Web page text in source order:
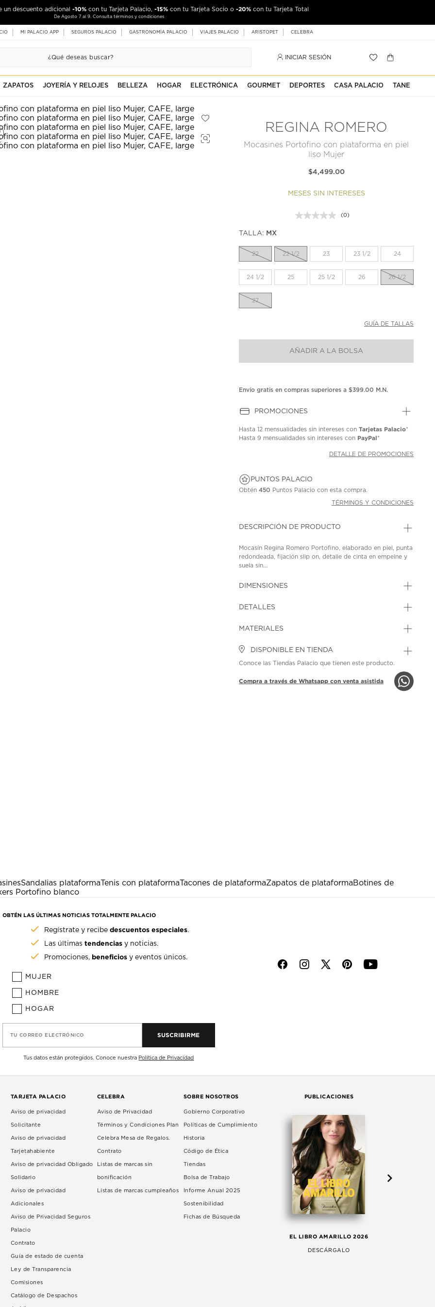
un descuento adicional -10% con tu Tarjeta Palacio, -15% con tu Tarjeta Socio o -20% con tu Tarjeta Total
De Agosto 7 al 9. Consulta términos y condiciones
MI PALACIO APP SEGUROS PALACIO GASTRONOMÍA PALACIO VIAJES PALACIO ARISTOPET CELEBRA
INICIAR SESIÓN
ZAPATOS JOYERÍA Y RELOJES BELLEZA HOGAR ELECTRÓNICA GOURMET DEPORTES CASA PALACIO TANE
REGINA ROMERO
Mocasines Portofino con plataforma en piel
liso Mujer
$4,499.00
MESES SIN INTERESES
Sin
misma
(0)
TALLA: MX
22 22 1/2 23 23 1/2 24
24 1/2 25 25 1/2 26 26 1/2
27
GUÍA DE TALLAS
AÑADIR A LA BOLSA
Envío gratis en compras superiores a $399.00 M.N.
PROMOCIONES
Hasta12 mensualidades sin intereses conTarjetas Palacio*
Hasta9 mensualidades sin intereses con PayPal*
DETALLE DE PROMOCIONES
PUNTOS PALACIO
Obtén450 Puntos Palacio con esta compra.
TÉRMINOS Y CONDICIONES
DESCRIPCIÓN DE PRODUCTO
Mocasín Regina Romero Portofino, elaborado en piel, punta
redondeada, fijación slip on, detalle de cinta en empeine y
suela sin...
DIMENSIONES
DETALLES
MATERIALES
DISPONIBLE EN TIENDA
Conoce las Tiendas Palacio que tienen este producto.
Compra a través de Whatsapp con venta asistida
Sandalias plataformaTenis con plataformaTacones de plataformaZapatos de plataformaBotines de
Portofino blanco
OBTÉN LAS ÚLTIMAS NOTICIAS TOTALMENTE PALACIO
Regístrate y recibedescuentos especiales.
Las últimastendencias y noticias.
Promociones, beneficios y eventos únicos.
MUJER
HOMBRE
HOGAR
TU CORREO ELECTRÓNICO SUSCRIBIRME
Tus datos están protegidos. Conoce nuestra Política de Privacidad
f i p y
TARJETA PALACIO
Aviso de privacidad
Solicitante
Aviso de privacidad
Tarjetahabiente
Aviso de privacidad Obligado
Solidario
Aviso de privacidad
Adicionales
Aviso de Privacidad Seguros
Palacio
Contrato
Guía de estado de cuenta
Ley de Transparencia
Comisiones
Catálogo de Despachos
CELEBRA
Aviso de Privacidad
Términos y Condiciones Plan
Celebra Mesa de Regalos.
Contrato
Listas de marcas sin
bonificación
Listas de marcas cumpleaños
SOBRE NOSOTROS
Gobierno Corporativo
Políticas de Cumplimiento
Historia
Código de Ética
Tiendas
Bolsa de Trabajo
Informe Anual 2025
Sostenibilidad
Fichas de Búsqueda
PUBLICACIONES
EL LIBRO AMARILLO 2026
DESCÁRGALO